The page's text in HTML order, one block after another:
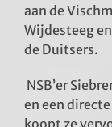
aan de
Wijdesteeg
de Duitsers.
NSB’er
en een
koopt ze